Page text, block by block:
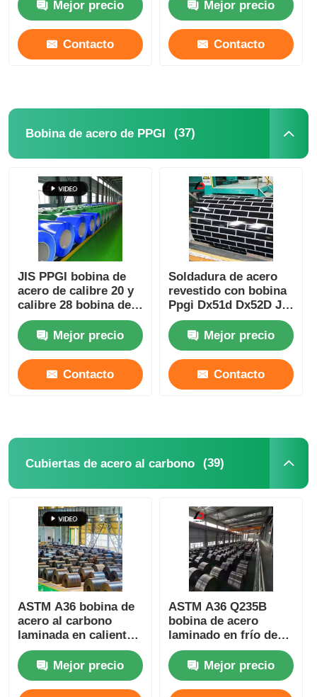
pila de hoja de acero
Las bandas de acero al carbono
Placa de la hoja de acero de carbono
Tubos de acero
tubo inoxidable de la tubería de acero
Tubo de acero galvanizado
Canal U de acero al carbono
Mejor precio
Contacto
con recubrimiento de
espangles normales
Mejor precio
Contacto
Bobina de acero de PPGI (37)
JIS PPGI bobina de
acero de calibre 20 y
calibre 28 bobina de
acero galvanizado
recubierta de color
Mejor precio
Contacto
Soldadura de acero
revestido con bobina
Ppgi Dx51d Dx52D JIS
estándar ASTM
Ral3005 6005 3013
Mejor precio
Contacto
Cubiertas de acero al carbono (39)
ASTM A36 bobina de
acero al carbono
laminada en caliente
Ss400 S235 S355 Con
certificado de molino
Mejor precio
ASTM A36 Q235B
bobina de acero
laminado en frío de
acero al carbono
Certificación RoHS
Mejor precio